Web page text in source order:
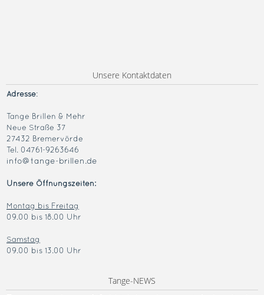
Unsere Kontaktdaten
Adresse:
Tange Brillen & Mehr
Neue Straße 37
27432 Bremervörde
Tel. 04761-9263646
info@tange-brillen.de
Unsere Öffnungszeiten:
Montag bis Freitag
09.00 bis 18.00 Uhr
Samstag
09.00 bis 13.00 Uhr
Tange-NEWS